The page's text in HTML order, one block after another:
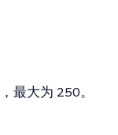
最大为 250。